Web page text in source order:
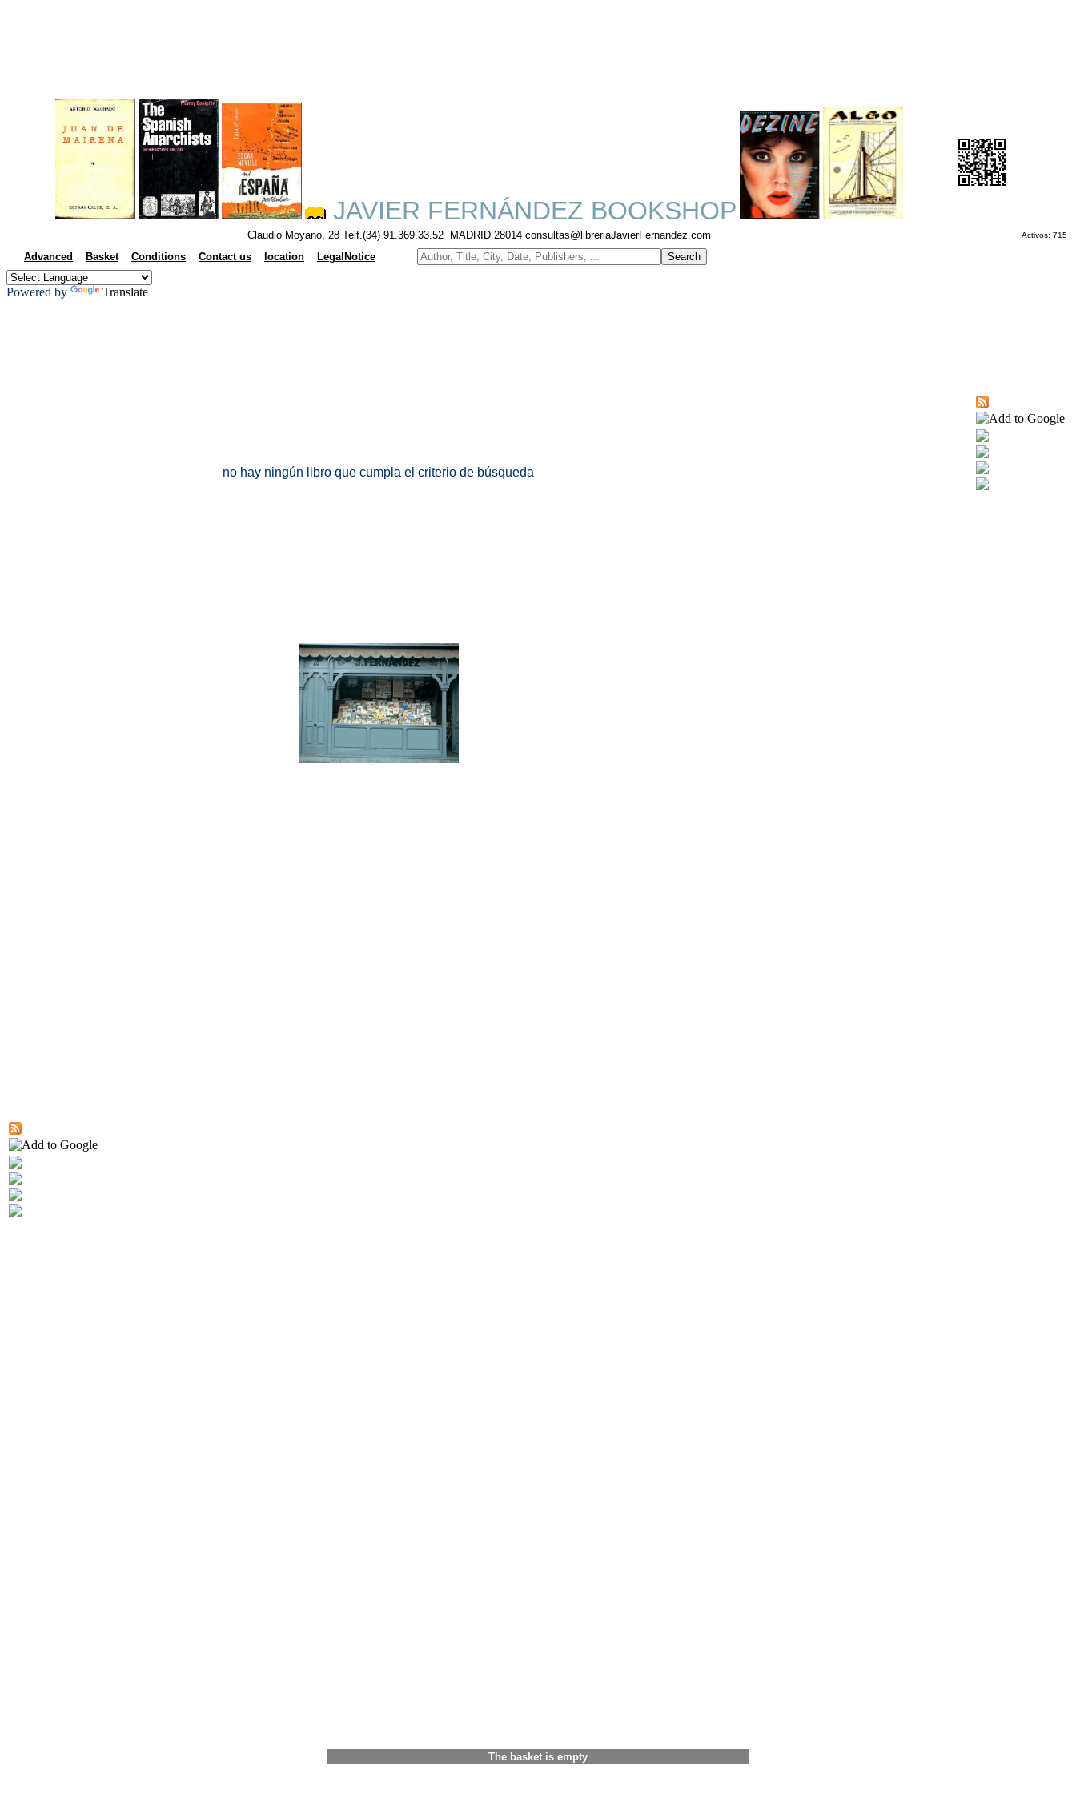
JAVIER FERNÁNDEZ BOOKSHOP
Claudio Moyano, 28 Telf.(34) 91.369.33.52 MADRID 28014 consultas@libreriaJavierFernandez.com Activos: 715
Advanced Basket Conditions Contact us location LegalNotice
Powered by Translate
no hay ningún libro que cumpla el criterio de búsqueda
The basket is empty